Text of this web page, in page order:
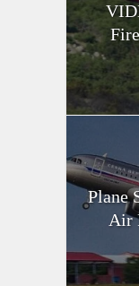
Plane
Air